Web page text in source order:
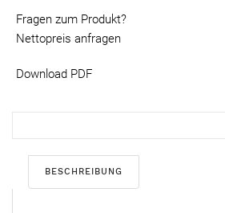
Fragen zum Produkt?
Nettopreis anfragen
Download PDF
BESCHREIBUNG